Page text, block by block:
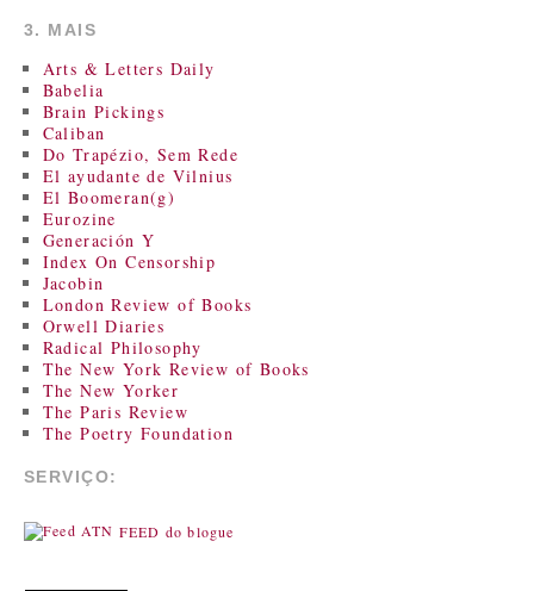
3. MAIS
Arts & Letters Daily
Babelia
Brain Pickings
Caliban
Do Trapézio, Sem Rede
El ayudante de Vilnius
El Boomeran(g)
Eurozine
Generación Y
Index On Censorship
Jacobin
London Review of Books
Orwell Diaries
Radical Philosophy
The New York Review of Books
The New Yorker
The Paris Review
The Poetry Foundation
SERVIÇO:
FEED do blogue